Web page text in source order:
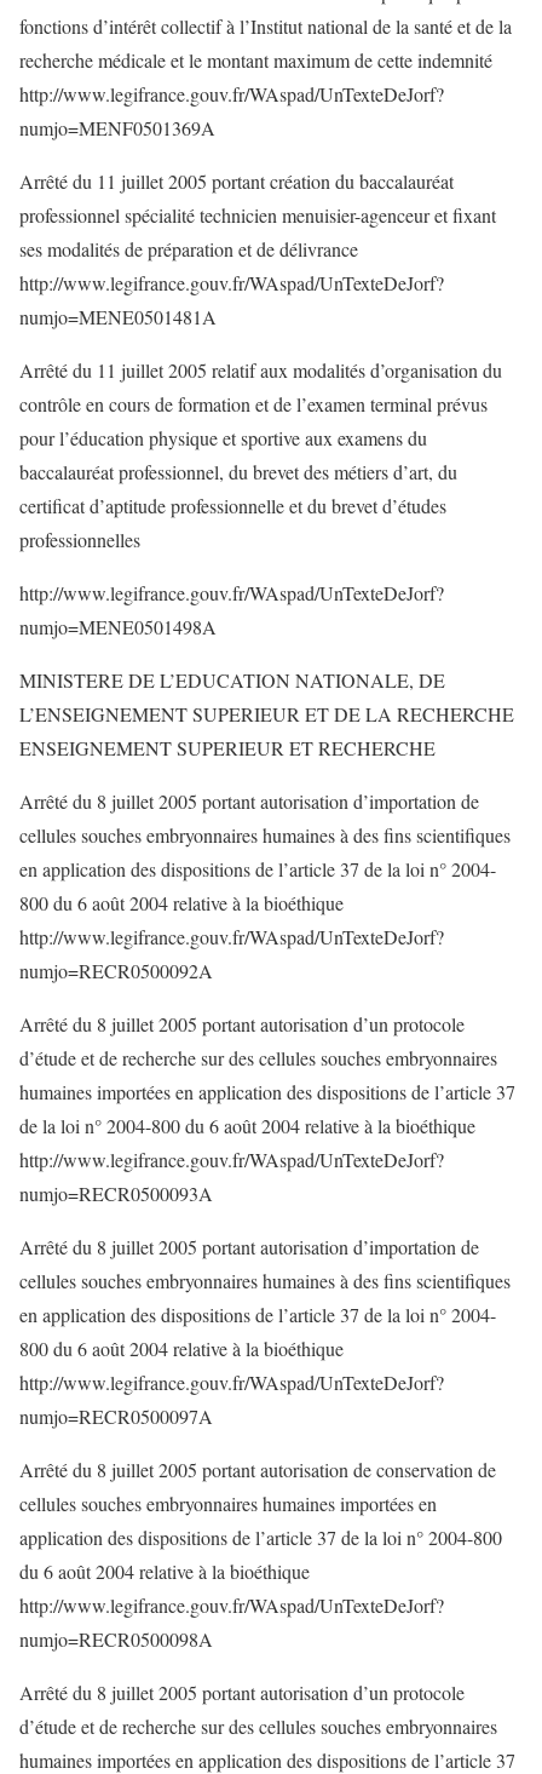
fonctions d’intérêt collectif à l’Institut national de la santé et de la
recherche médicale et le montant maximum de cette indemnité
http://www.legifrance.gouv.fr/WAspad/UnTexteDeJorf?
numjo=MENF0501369A
Arrêté du 11 juillet 2005 portant création du baccalauréat
professionnel spécialité technicien menuisier-agenceur et fixant
ses modalités de préparation et de délivrance
http://www.legifrance.gouv.fr/WAspad/UnTexteDeJorf?
numjo=MENE0501481A
Arrêté du 11 juillet 2005 relatif aux modalités d’organisation du
contrôle en cours de formation et de l’examen terminal prévus
pour l’éducation physique et sportive aux examens du
baccalauréat professionnel, du brevet des métiers d’art, du
certificat d’aptitude professionnelle et du brevet d’études
professionnelles
http://www.legifrance.gouv.fr/WAspad/UnTexteDeJorf?
numjo=MENE0501498A
MINISTERE DE L’EDUCATION NATIONALE, DE
L’ENSEIGNEMENT SUPERIEUR ET DE LA RECHERCHE
ENSEIGNEMENT SUPERIEUR ET RECHERCHE
Arrêté du 8 juillet 2005 portant autorisation d’importation de
cellules souches embryonnaires humaines à des fins scientifiques
en application des dispositions de l’article 37 de la loi n° 2004-
800 du 6 août 2004 relative à la bioéthique
http://www.legifrance.gouv.fr/WAspad/UnTexteDeJorf?
numjo=RECR0500092A
Arrêté du 8 juillet 2005 portant autorisation d’un protocole
d’étude et de recherche sur des cellules souches embryonnaires
humaines importées en application des dispositions de l’article 37
de la loi n° 2004-800 du 6 août 2004 relative à la bioéthique
http://www.legifrance.gouv.fr/WAspad/UnTexteDeJorf?
numjo=RECR0500093A
Arrêté du 8 juillet 2005 portant autorisation d’importation de
cellules souches embryonnaires humaines à des fins scientifiques
en application des dispositions de l’article 37 de la loi n° 2004-
800 du 6 août 2004 relative à la bioéthique
http://www.legifrance.gouv.fr/WAspad/UnTexteDeJorf?
numjo=RECR0500097A
Arrêté du 8 juillet 2005 portant autorisation de conservation de
cellules souches embryonnaires humaines importées en
application des dispositions de l’article 37 de la loi n° 2004-800
du 6 août 2004 relative à la bioéthique
http://www.legifrance.gouv.fr/WAspad/UnTexteDeJorf?
numjo=RECR0500098A
Arrêté du 8 juillet 2005 portant autorisation d’un protocole
d’étude et de recherche sur des cellules souches embryonnaires
humaines importées en application des dispositions de l’article 37